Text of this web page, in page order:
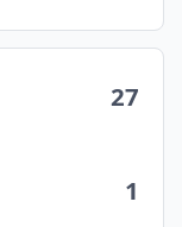
27
1